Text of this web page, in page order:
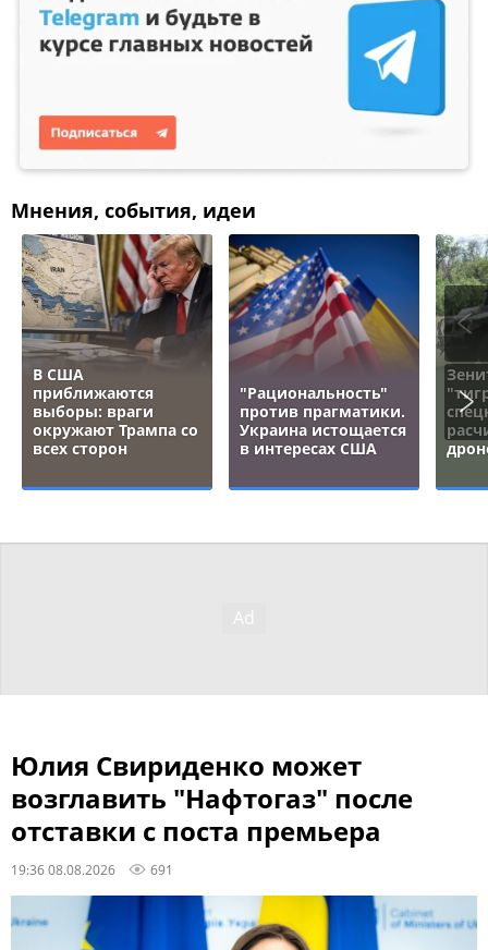
Мнения, события, идеи
В США
приближаются
выборы: враги
окружают Трампа со
всех сторон
"Рациональность"
против прагматики.
Украина истощается
в интересах США
Юлия Свириденко может
возглавить "Нафтогаз" после
отставки с поста премьера
19:36 08.08.2026 691